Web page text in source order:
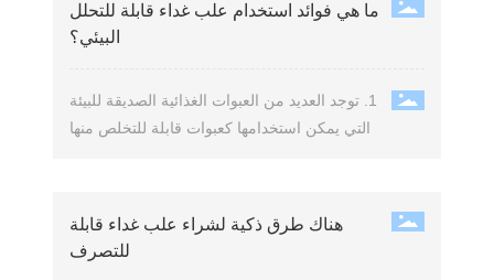
صناديق الغداء، ومعايير الصناديق القابلة للتصرف
للغداء، واستخدام صناديق الغداء، وغيرها، مما
ما هي فوائد استخدام علب غداء قابلة للتحلل
البيئي؟
1. توجد العديد من العبوات الغذائية الصديقة للبيئة
التي يمكن استخدامها كعبوات قابلة للتخلص منها
هناك طرق ذكية لشراء علب غداء قابلة
للتصرف